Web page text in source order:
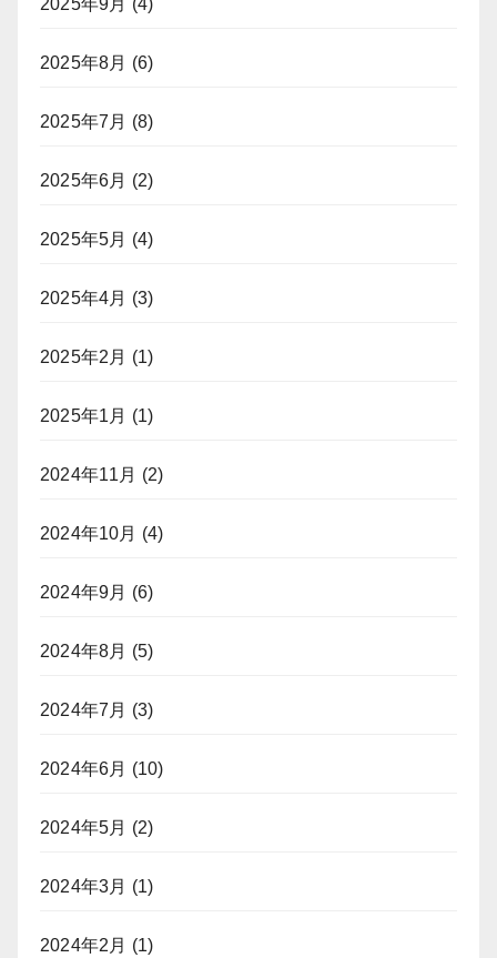
2025年8月 (6)
2025年7月 (8)
2025年6月 (2)
2025年5月 (4)
2025年4月 (3)
2025年2月 (1)
2025年1月 (1)
2024年11月 (2)
2024年10月 (4)
2024年9月 (6)
2024年8月 (5)
2024年7月 (3)
2024年6月 (10)
2024年5月 (2)
2024年3月 (1)
2024年2月 (1)